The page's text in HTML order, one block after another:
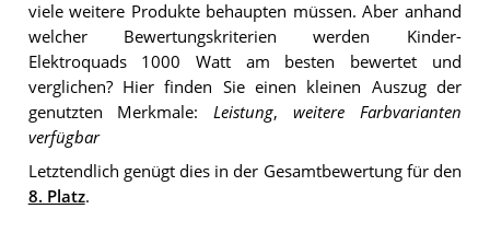
viele weitere Produkte behaupten müssen. Aber anhand
welcher Bewertungskriterien werden Kinder-
Elektroquads 1000 Watt am besten bewertet und
verglichen? Hier finden Sie einen kleinen Auszug der
genutzten Merkmale:Leistung,weitere Farbvarianten
verfügbar
Letztendlich genügt dies in der Gesamtbewertung für den
8. Platz.